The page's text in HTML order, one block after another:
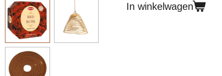
In winkelwagen